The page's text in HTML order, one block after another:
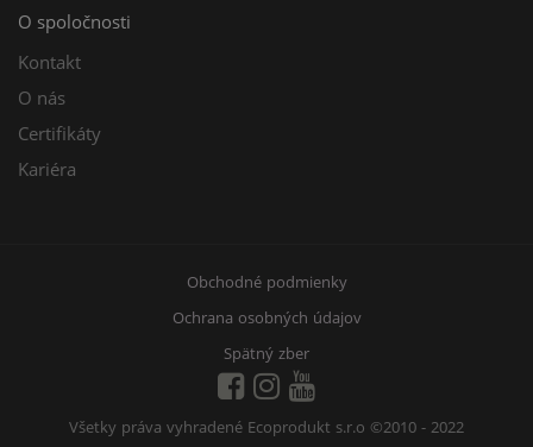
O spoločnosti
Kontakt
O nás
Certifikáty
Kariéra
Obchodné podmienky
Ochrana osobných údajov
Spätný zber
Všetky práva vyhradené Ecoprodukt s.r.o ©2010 - 2022